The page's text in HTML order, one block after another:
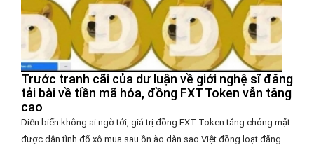
Trước tranh cãi của dư luận về giới nghệ sĩ đăng
tải bài về tiền mã hóa, đồng FXT Token vẫn tăng
cao
Diễn biến không ai ngờ tới, giá trị đồng FXT Token tăng chóng mặt
được dân tình đổ xô mua sau ồn ào dàn sao Việt đồng loạt đăng